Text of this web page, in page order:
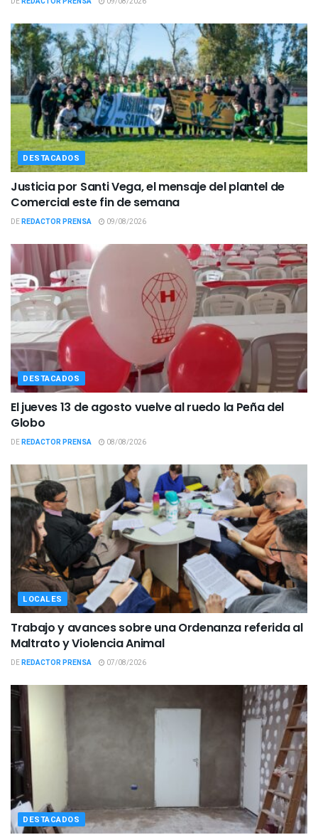
DESTACADOS
Justicia por Santi Vega, el mensaje del plantel de
Comercial este fin de semana
DEREDACTOR PRENSA 09/08/2026
DESTACADOS
El jueves 13 de agosto vuelve al ruedo la Peña del
Globo
DEREDACTOR PRENSA 08/08/2026
LOCALES
Trabajo y avances sobre una Ordenanza referida al
Maltrato y Violencia Animal
DEREDACTOR PRENSA 07/08/2026
DESTACADOS